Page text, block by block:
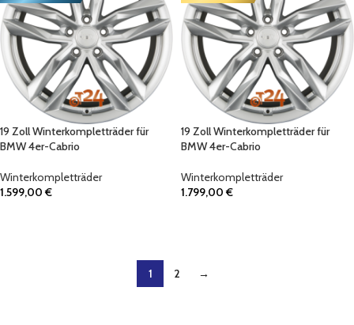
19 Zoll Winterkompletträder für
BMW 4er-Cabrio
Winterkompletträder
1.599,00€
19 Zoll Winterkompletträder für
BMW 4er-Cabrio
Winterkompletträder
1.799,00€
1 2 →